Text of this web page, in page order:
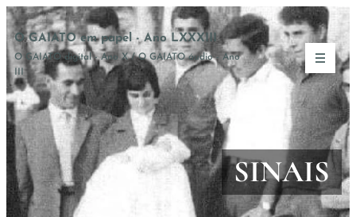
O GAIATO em papel - Ano LXXXIII
O GAIATO digital - Ano X / O GAIATO áudio - Ano
III
SINAIS